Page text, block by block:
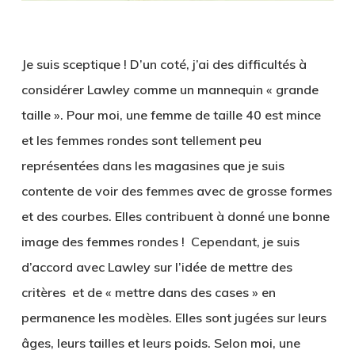
Je suis sceptique ! D’un coté, j’ai des difficultés à
considérer Lawley comme un mannequin « grande
taille ». Pour moi, une femme de taille 40 est mince
et les femmes rondes sont tellement peu
représentées dans les magasines que je suis
contente de voir des femmes avec de grosse formes
et des courbes. Elles contribuent à donné une bonne
image des femmes rondes ! Cependant, je suis
d’accord avec Lawley sur l’idée de mettre des
critères et de « mettre dans des cases » en
permanence les modèles. Elles sont jugées sur leurs
âges, leurs tailles et leurs poids. Selon moi, une